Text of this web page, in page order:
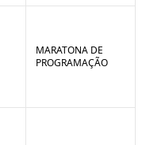
MARATONA DE
PROGRAMAÇÃO